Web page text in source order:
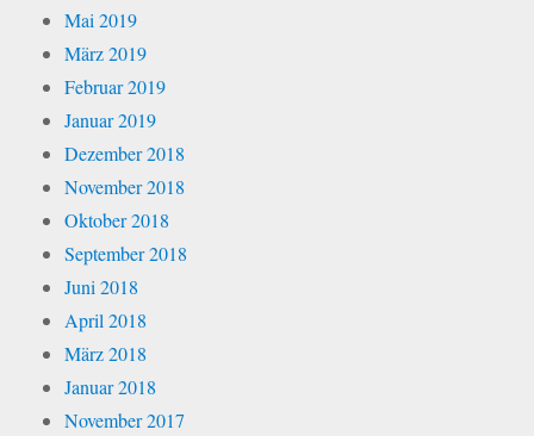
Mai 2019
März 2019
Februar 2019
Januar 2019
Dezember 2018
November 2018
Oktober 2018
September 2018
Juni 2018
April 2018
März 2018
Januar 2018
November 2017